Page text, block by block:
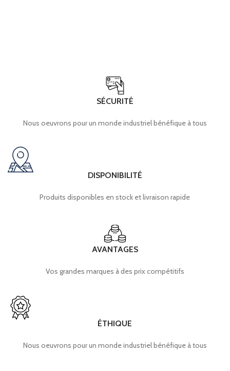
SÉCURITÉ
Nous oeuvrons pour un monde industriel bénéfique à tous
DISPONIBILITÉ
Produits disponibles en stock et livraison rapide
AVANTAGES
Vos grandes marques à des prix compétitifs
ÉTHIQUE
Nous oeuvrons pour un monde industriel bénéfique à tous